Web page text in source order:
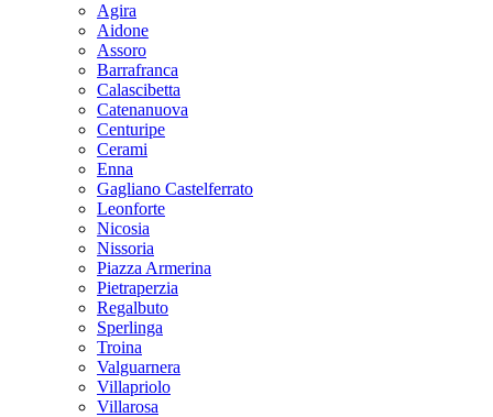
Agira
Aidone
Assoro
Barrafranca
Calascibetta
Catenanuova
Centuripe
Cerami
Enna
Gagliano Castelferrato
Leonforte
Nicosia
Nissoria
Piazza Armerina
Pietraperzia
Regalbuto
Sperlinga
Troina
Valguarnera
Villapriolo
Villarosa